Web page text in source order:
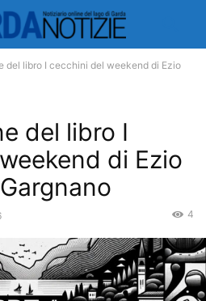
del libro I cecchini del weekend di Ezio
del libro I
di Ezio
4